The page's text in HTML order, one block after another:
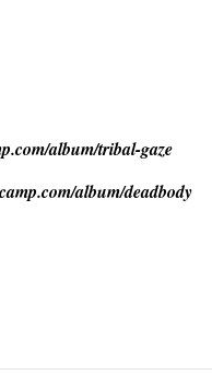
album/tribal-gaze
album/deadbody